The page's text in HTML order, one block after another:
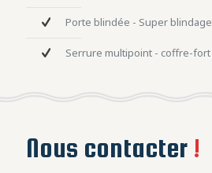
Porte blindée - Super blindage
Serrure multipoint - coffre-fort
Nous contacter !